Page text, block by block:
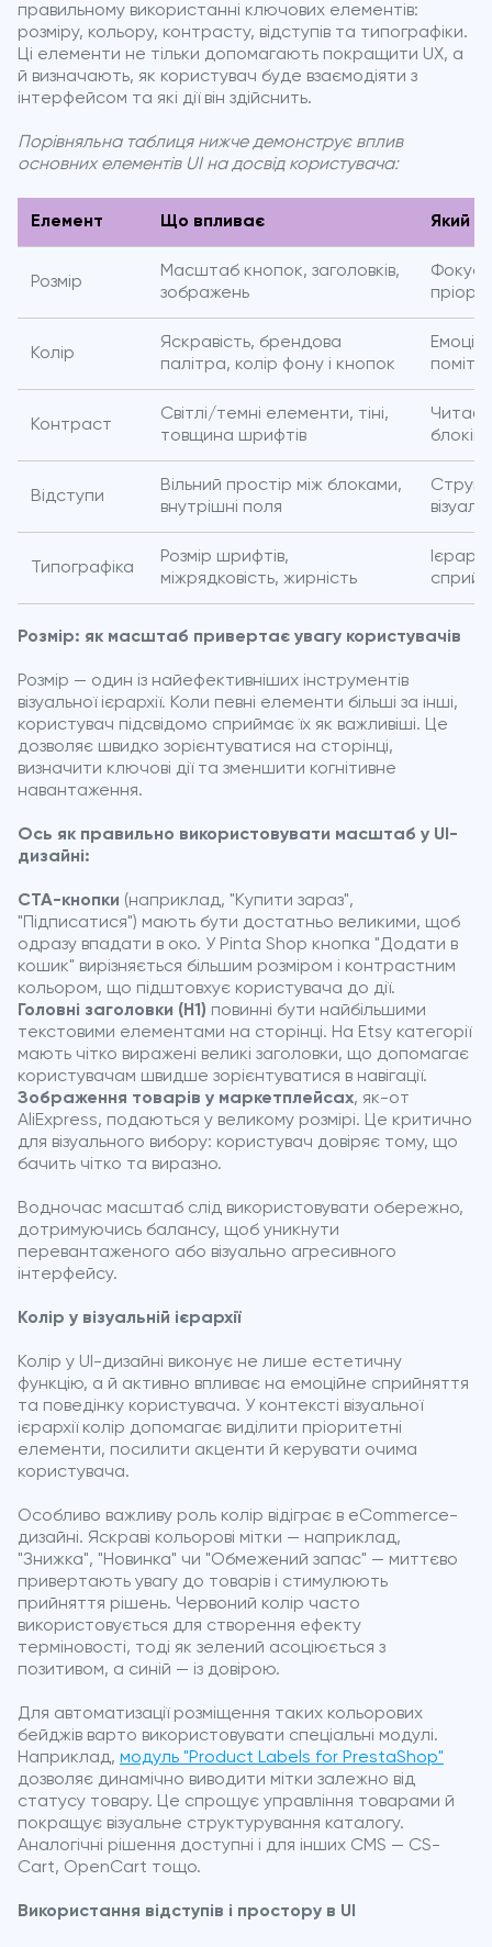
правильному використанні ключових елементів:
розміру, кольору, контрасту, відступів та типографіки.
Ці елементи не тільки допомагають покращити UX, а
й визначають, як користувач буде взаємодіяти з
інтерфейсом та які дії він здійснить.
Порівняльна таблиця нижче демонструє вплив
основних елементів UI на досвід користувача:
Елемент Що впливає Який
Розмір
Масштаб кнопок, заголовків,
зображень
Фокус
Колір
Яскравість, брендова
палітра, колір фону і кнопок
Контраст
Світлі/темні елементи, тіні,
товщина шрифтів
Відступи
Вільний простір між блоками,
внутрішні поля
Типографіка
Розмір шрифтів,
міжрядковість, жирність
Розмір: як масштаб привертає увагу користувачів
Розмір — один із найефективніших інструментів
візуальної ієрархії. Коли певні елементи більші за інші,
користувач підсвідомо сприймає їх як важливіші. Це
дозволяє швидко зорієнтуватися на сторінці,
визначити ключові дії та зменшити когнітивне
навантаження.
Ось як правильно використовувати масштаб у UI-
дизайні:
CTA-кнопки (наприклад, "Купити зараз",
"Підписатися") мають бути достатньо великими, щоб
одразу впадати в око. У Pinta Shop кнопка "Додати в
кошик" вирізняється більшим розміром і контрастним
кольором, що підштовхує користувача до дії.
Головні заголовки (H1) повинні бути найбільшими
текстовими елементами на сторінці. На Etsy категорії
мають чітко виражені великі заголовки, що допомагає
користувачам швидше зорієнтуватися в навігації.
Зображення товарів у маркетплейсах, як-от
AliExpress, подаються у великому розмірі. Це критично
для візуального вибору: користувач довіряє тому, що
бачить чітко та виразно.
Водночас масштаб слід використовувати обережно,
дотримуючись балансу, щоб уникнути
перевантаженого або візуально агресивного
інтерфейсу.
Колір у візуальній ієрархії
Колір у UI-дизайні виконує не лише естетичну
функцію, а й активно впливає на емоційне сприйняття
та поведінку користувача. У контексті візуальної
ієрархії колір допомагає виділити пріоритетні
елементи, посилити акценти й керувати очима
користувача.
Особливо важливу роль колір відіграє в eCommerce-
дизайні. Яскраві кольорові мітки — наприклад,
"Знижка", "Новинка" чи "Обмежений запас" — миттєво
привертають увагу до товарів і стимулюють
прийняття рішень. Червоний колір часто
використовується для створення ефекту
терміновості, тоді як зелений асоціюється з
позитивом, а синій — із довірою.
Для автоматизації розміщення таких кольорових
бейджів варто використовувати спеціальні модулі.
Наприклад, модуль "Product Labels for PrestaShop"
дозволяє динамічно виводити мітки залежно від
статусу товару. Це спрощує управління товарами й
покращує візуальне структурування каталогу.
Аналогічні рішення доступні і для інших CMS — CS-
Cart, OpenCart тощо.
Використання відступів і простору в UI